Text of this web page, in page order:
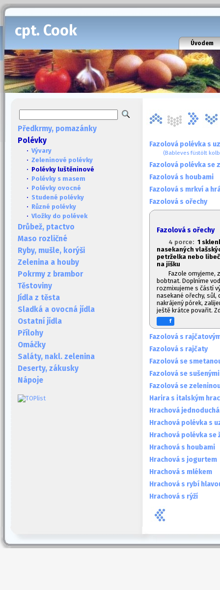
cpt. Cook
Úvodem
Předkrmy, pomazánky
Polévky
· Vývary
· Zeleninové polévky
· Polévky luštěninové
· Polévky s masem
· Polévky ovocné
· Studené polévky
· Různé polévky
· Vložky do polévek
Drůbež, ptactvo
Maso rozličné
Ryby, mušle, korýši
Zelenina a houby
Pokrmy z brambor
Těstoviny
Jídla z těsta
Sladká a ovocná jídla
Ostatní jídla
Přílohy
Omáčky
Saláty, nakl. zelenina
Deserty, zákusky
Nápoje
Fazolová polévka s
(Bableves füstölt
Fazolová polévka se
Fazolová s houbami
Fazolová s mrkví a
Fazolová s ořechy
Fazolová s ořechy
4 porce: 1
nasekaných
petrželka nebo
na jíšku
Fazole omyjeme,
bobtnat. Doplníme
rozmixujeme s částí
nasekané ořechy, sůl,
nakrájený pórek,
ještě krátce povařit.
f
Fazolová s
Fazolová s rajčaty
Fazolová se
Fazolová se
Fazolová se
Harira s italským
Hrachová jednoduchá
Hrachová polévka s
Hrachová polévka se
Hrachová s houbami
Hrachová s jogurtem
Hrachová s mlékem
Hrachová s rybí
Hrachová s rýží